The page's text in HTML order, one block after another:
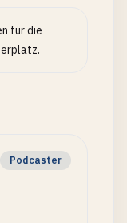
für die
Podcaster